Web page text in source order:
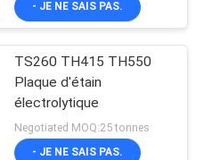
- JE NE SAIS PAS.
TS260 TH415 TH550
Plaque d'étain
électrolytique
Negotiated MOQ:25 tonnes
- JE NE SAIS PAS.